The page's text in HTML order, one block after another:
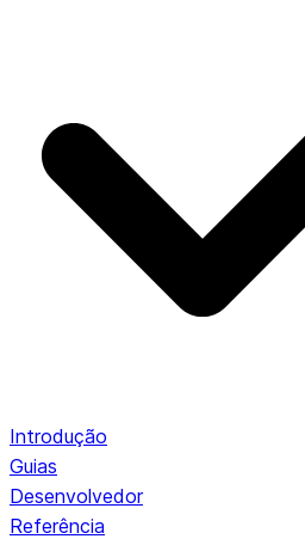
Introdução
Guias
Desenvolvedor
Referência